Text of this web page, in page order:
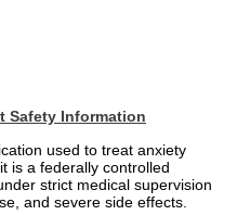
Safety Information
used to treat anxiety
is a federally controlled
strict medical supervision
and severe side effects.